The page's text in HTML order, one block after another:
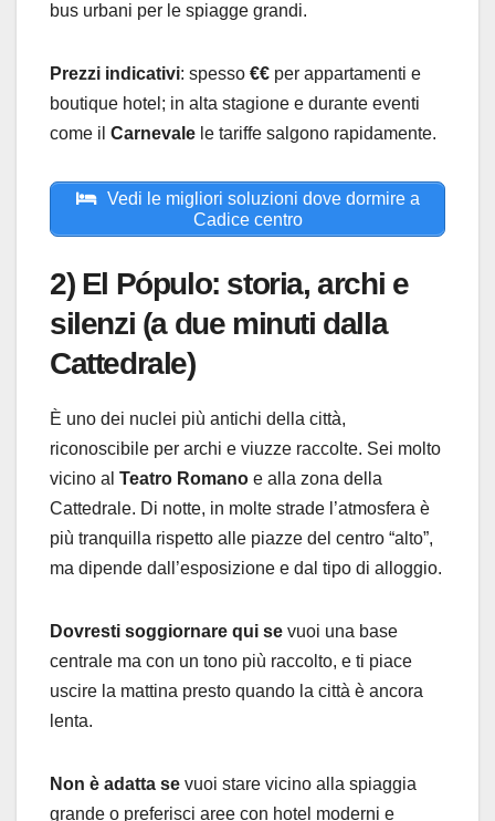
bus urbani per le spiagge grandi.
Prezzi indicativi: spesso €€ per appartamenti e
boutique hotel; in alta stagione e durante eventi
come il Carnevale le tariffe salgono rapidamente.
Vedi le migliori soluzioni dove dormire a
Cadice centro
2) El Pópulo: storia, archi e
silenzi (a due minuti dalla
Cattedrale)
È uno dei nuclei più antichi della città,
riconoscibile per archi e viuzze raccolte. Sei molto
vicino al Teatro Romano e alla zona della
Cattedrale. Di notte, in molte strade l’atmosfera è
più tranquilla rispetto alle piazze del centro “alto”,
ma dipende dall’esposizione e dal tipo di alloggio.
Dovresti soggiornare qui se vuoi una base
centrale ma con un tono più raccolto, e ti piace
uscire la mattina presto quando la città è ancora
lenta.
Non è adatta se vuoi stare vicino alla spiaggia
grande o preferisci aree con hotel moderni e